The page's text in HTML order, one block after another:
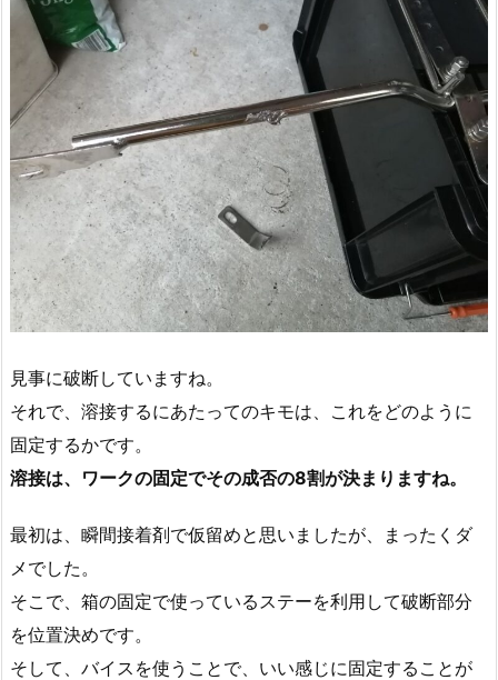
見事に破断していますね。
それで、溶接するにあたってのキモは、これをどのように
固定するかです。
溶接は、ワークの固定でその成否の8割が決まりますね。
最初は、瞬間接着剤で仮留めと思いましたが、まったくダ
メでした。
そこで、箱の固定で使っているステーを利用して破断部分
を位置決めです。
そして、バイスを使うことで、いい感じに固定することが